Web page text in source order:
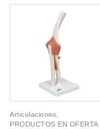
Articulaciones,
PRODUCTOS EN OFERTA